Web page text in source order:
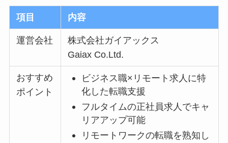
項目 内容
運営会社
株式会社ガイアックス
Gaiax Co.Ltd.
おすすめ
ポイント
ビジネス職×リモート求人に特
化した転職支援
フルタイムの正社員求人でキャ
リアアップ可能
リモートワークの転職を熟知し